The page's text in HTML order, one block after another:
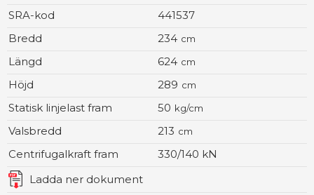
SRA-kod
441537
Bredd
234 cm
Längd 624 cm
Höjd 289 cm
Statisk linjelast fram 50 kg/cm
Valsbredd 213 cm
Centrifugalkraft fram
330/140 kN
Ladda ner dokument